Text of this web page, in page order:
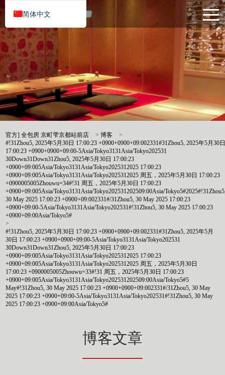
官方] 全包房 京町雫京都站前店 >博客
>
#!31Zhou5, 2025年5月30日 17:00:23 +0900+0900+09:002331#31Zhou5, 2025年5月30
17:00:23 +0900+0900+09:00-5Asia/Tokyo3131Asia/Tokyo202531
30Down31Down31Zhou5, 2025年5月30日 17:00:23
+0900+09:005Asia/Tokyo3131Asia/Tokyo2025312025 17:00:23
+0900+09:005Asia/Tokyo3131Asia/Tokyo2025312025 周五，2025年5月30日 17:00:23
+0900005005Zhouwu=34#!31 周五，2025年5月30日 17:00:23
+0900+09:005Asia/Tokyo3131Asia/Tokyo202531202509:00Asia/
30 May 2025 17:00:23 +0900+09:002331#/31Zhou5, 30 May 2025 17:00:23
+0900+09:00-5Asia/Tokyo3131Asia/Tokyo202531#!31Zhou5, 30 May 2025 17:00:23
+0900+09:00Asia/Tokyo5#
>
#!31Zhou5, 2025年5月30日 17:00:23 +0900+0900+09:002331#31Zhou5, 2025年5月
30日 17:00:23 +0900+0900+09:00-5Asia/Tokyo3131Asia/Tokyo202531
30Down31Down31Zhou5, 2025年5月30日 17:00:23
+0900+09:005Asia/Tokyo3131Asia/Tokyo2025312025 17:00:23
+0900+09:005Asia/Tokyo3131Asia/Tokyo2025312025 周五，2025年5月30日
17:00:23 +0900005005Zhouwu=33#!31 周五，2025年5月30日 17:00:23
+0900+09:005Asia/Tokyo3131Asia/Tokyo202531202509:00Asia/Tokyo5#5
May#!31Zhou5, 30 May 2025 17:00:23 +0900+0900+09:002331#/31Zhou5, 30 May
2025 17:00:23 +0900+09:00-5Asia/Tokyo3131Asia/Tokyo202531#!31Zhou5, 30 May
2025 17:00:23 +0900+09:00Asia/Tokyo5#
博客文章
简体中文